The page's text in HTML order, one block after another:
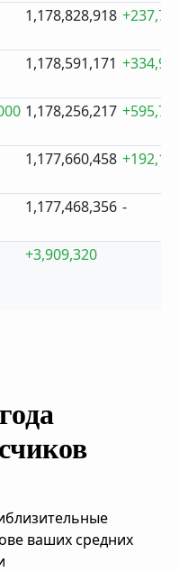
1,178,828,918
1,178,591,171
1,178,256,217
1,177,660,458
1,177,468,356 -
+3,909,320
ваших средних